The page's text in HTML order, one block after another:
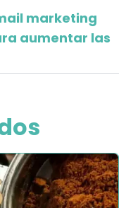
marketing
aumentar las